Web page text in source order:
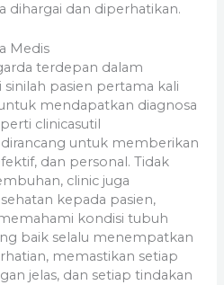
dihargai dan diperhatikan.
Medis
terdepan dalam
sinilah pasien pertama kali
mendapatkan diagnosa
clinicasutil
untuk memberikan
dan personal. Tidak
clinic juga
kepada pasien,
kondisi tubuh
baik selalu menempatkan
memastikan setiap
jelas, dan setiap tindakan